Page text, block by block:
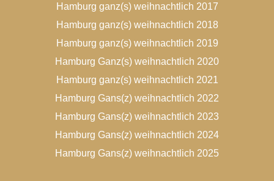
Hamburg ganz(s) weihnachtlich 2017
Hamburg ganz(s) weihnachtlich 2018
Hamburg ganz(s) weihnachtlich 2019
Hamburg Ganz(s) weihnachtlich 2020
Hamburg ganz(s) weihnachtlich 2021
Hamburg Gans(z) weihnachtlich 2022
Hamburg Gans(z) weihnachtlich 2023
Hamburg Gans(z) weihnachtlich 2024
Hamburg Gans(z) weihnachtlich 2025